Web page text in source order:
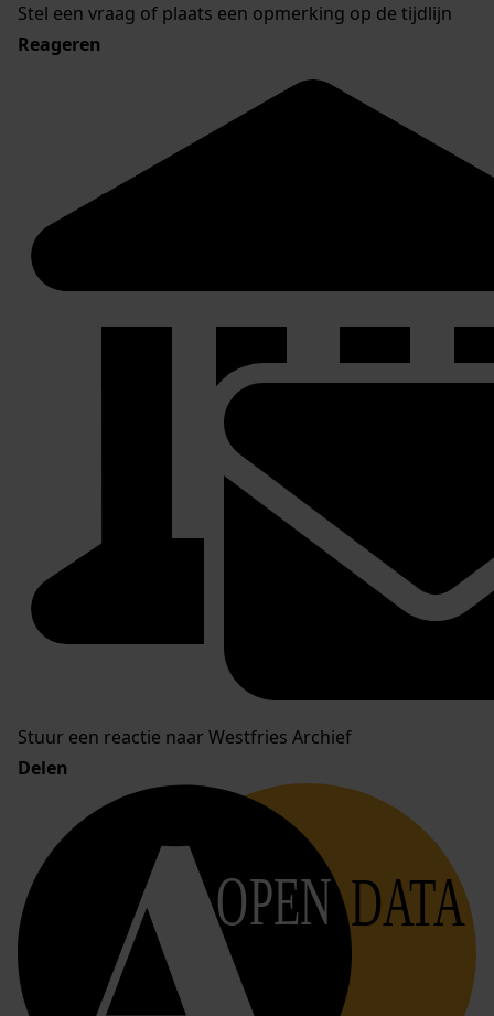
Stel een vraag of plaats een opmerking op de tijdlijn
Reageren
Stuur een reactie naar Westfries Archief
Delen
OPEN DATA